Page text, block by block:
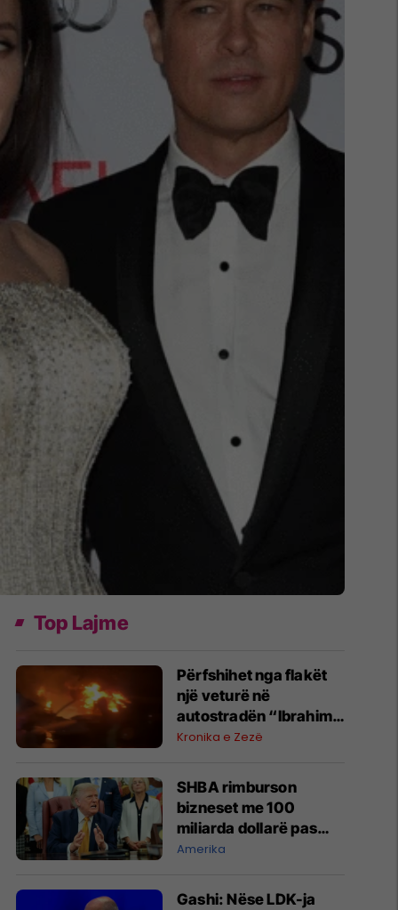
Top Lajme
Përfshihet nga flakët
një veturë në
autostradën “Ibrahim
Rugova”
Kronika e Zezë
SHBA rimburson
bizneset me 100
miliarda dollarë pas
anulimit të tarifave të
Amerika
Gashi: Nëse LDK-ja